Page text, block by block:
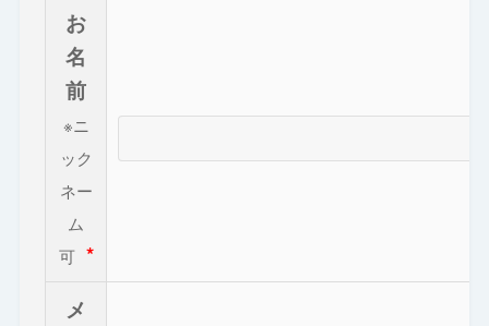
お
名
前
※ニ
ック
ネー
ム
可 *
メ